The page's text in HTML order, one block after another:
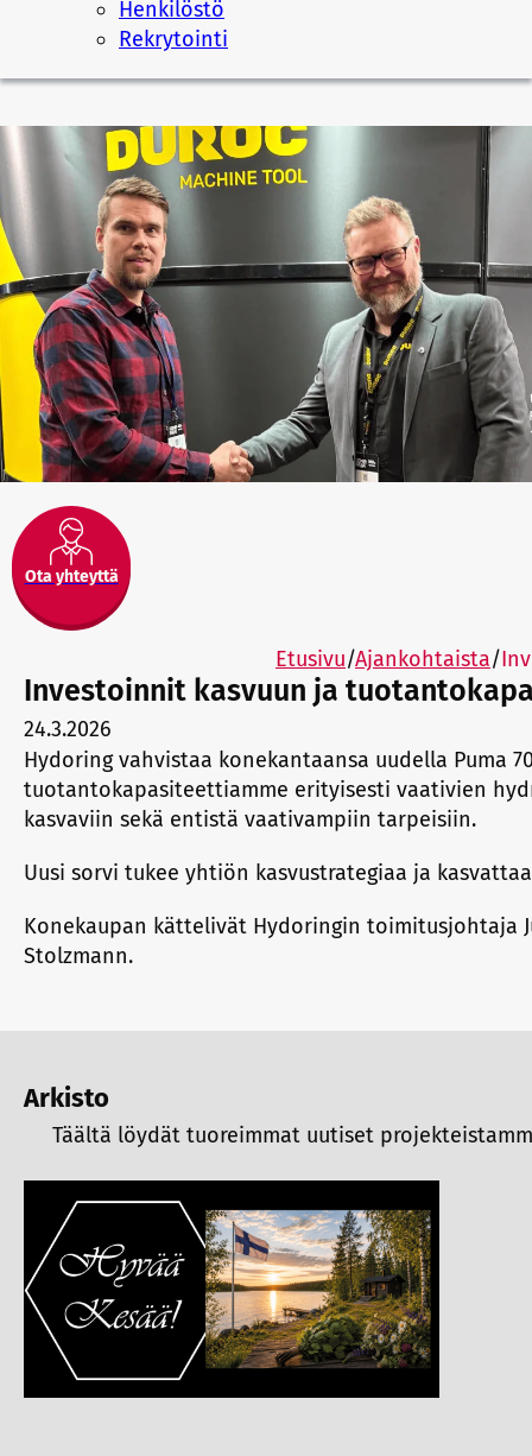
Henkilöstö
Rekrytointi
Ota yhteyttä
Etusivu/Ajankohtaista/
Investoinnit kasvuun ja
24.3.2026
Hydoring vahvistaa konekantaansa uudella Puma
tuotantokapasiteettiamme erityisesti vaativien
kasvaviin sekä entistä vaativampiin tarpeisiin.
Uusi sorvi tukee yhtiön kasvustrategiaa ja
Konekaupan kättelivät Hydoringin toimitusjohtaja
Stolzmann.
Arkisto
Täältä löydät tuoreimmat uutiset